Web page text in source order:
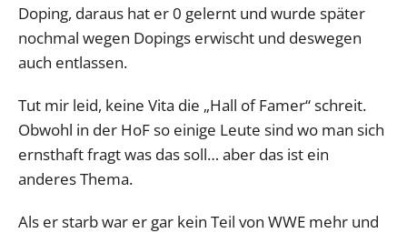
Doping, daraus hat er 0 gelernt und wurde später
nochmal wegen Dopings erwischt und deswegen
auch entlassen.
Tut mir leid, keine Vita die „Hall of Famer“ schreit.
Obwohl in der HoF so einige Leute sind wo man sich
ernsthaft fragt was das soll… aber das ist ein
anderes Thema.
Als er starb war er gar kein Teil von WWE mehr und